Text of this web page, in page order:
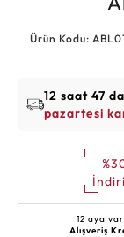
Ürün Kodu:
12 saat 47
pazartesi
12 aya
Alışveriş